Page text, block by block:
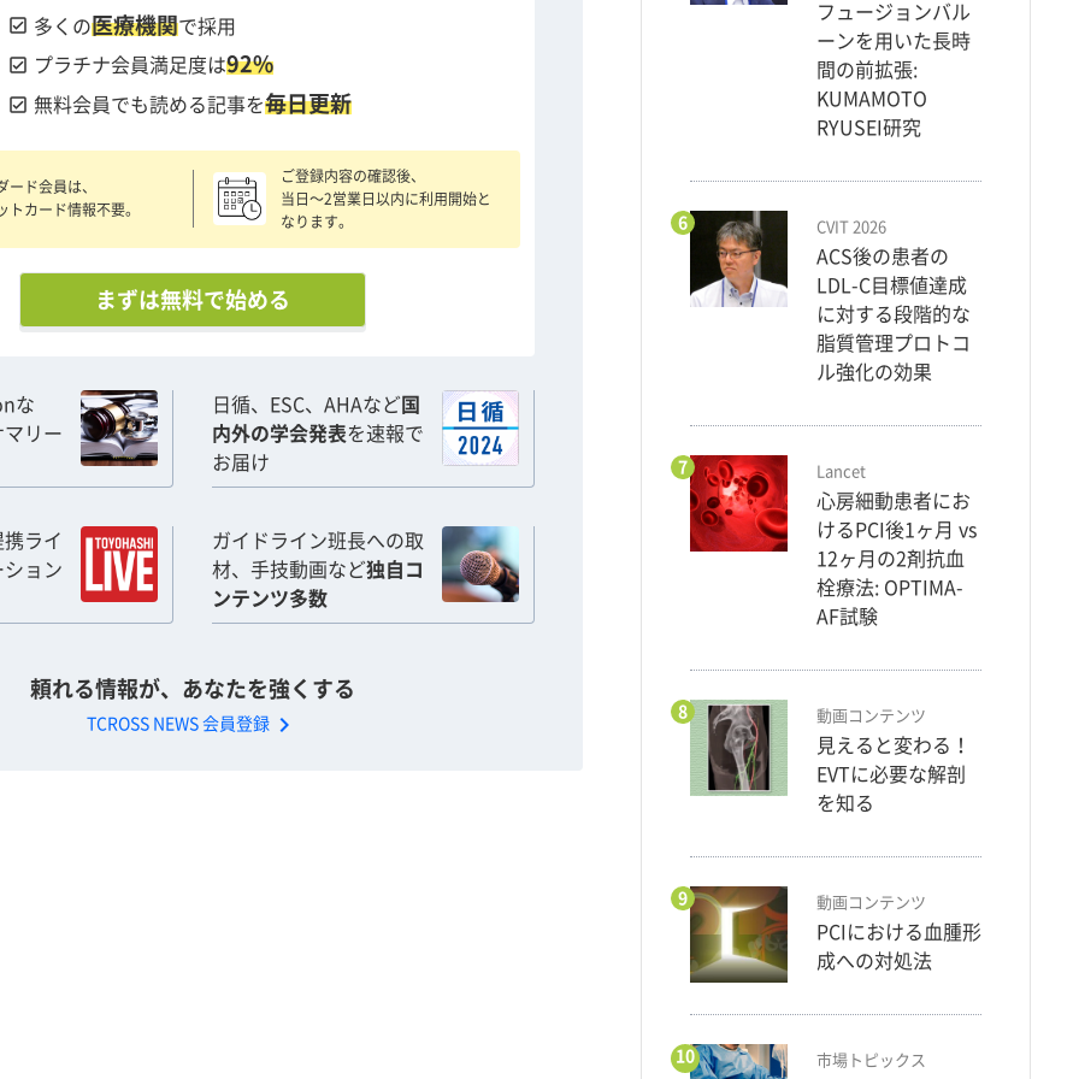
check_box 多くの医療機関で採用
check_box プラチナ会員満足度は92%
check_box 無料会員でも読める記事を毎日更新
ード会員は、
トカード情報不要。
ご登録内容の確認後、
当日〜2営業日以内に利用開始と
なります。
まずは無料で始める
な
リー
日循、ESC、AHAなど国
内外の学会発表を速報で
お届け
ライ
ョン
ガイドライン班長への取
材、手技動画など独自コ
ンテンツ多数
頼れる情報が、あなたを強くする
TCROSS NEWS 会員登録 chevron_right
フュージョンバル
ーンを用いた長時
間の前拡張:
KUMAMOTO
RYUSEI研究
6 CVIT 2026
ACS後の患者の
LDL-C目標値達成
に対する段階的な
脂質管理プロトコ
ル強化の効果
7 Lancet
心房細動患者にお
けるPCI後1ヶ月 vs
12ヶ月の2剤抗血
栓療法: OPTIMA-
AF試験
8 動画コンテンツ
見えると変わる！
EVTに必要な解剖
を知る
9 動画コンテンツ
PCIにおける血腫形
成への対処法
10 市場トピックス